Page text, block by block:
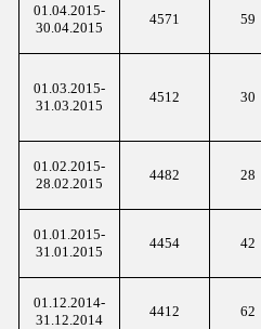
01.04.2015-
30.04.2015
4571 59
01.03.2015-
31.03.2015
4512 30
01.02.2015-
28.02.2015
4482 28
01.01.2015-
31.01.2015
4454 42
01.12.2014-
31.12.2014
4412 62